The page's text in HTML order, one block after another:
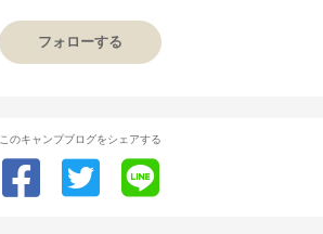
フォローする
このキャンプブログをシェアする